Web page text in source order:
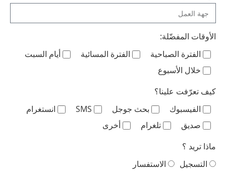
الأوقات المفضّلة:
الفترة الصباحية
الفترة المسائية
أيام السبت
خلال الأسبوع
كيف تعرّفت علينا؟
الفيسبوك
بحث جوجل SMS
انستغرام
صديق
تلغرام
أخرى
ماذا تريد ؟
التسجيل
الاستفسار